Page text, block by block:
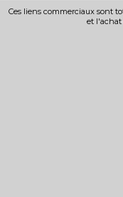
Ces liens commerciaux sont
et l'achat